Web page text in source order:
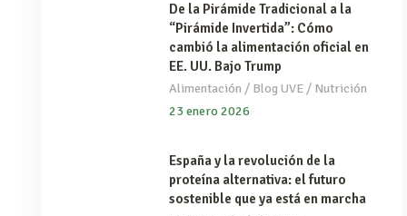
De la Pirámide Tradicional a la
“Pirámide Invertida”: Cómo
cambió la alimentación oficial en
EE. UU. Bajo Trump
Alimentación / Blog UVE/ Nutrición
23 enero 2026
España y la revolución de la
proteína alternativa: el futuro
sostenible que ya está en marcha